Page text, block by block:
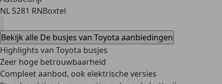
NL 5281 RNBoxtel
Bekijk alle De busjes van Toyota aanbiedingen
Highlights van Toyota busjes
Zeer hoge betrouwbaarheid
Compleet aanbod, ook elektrische versies